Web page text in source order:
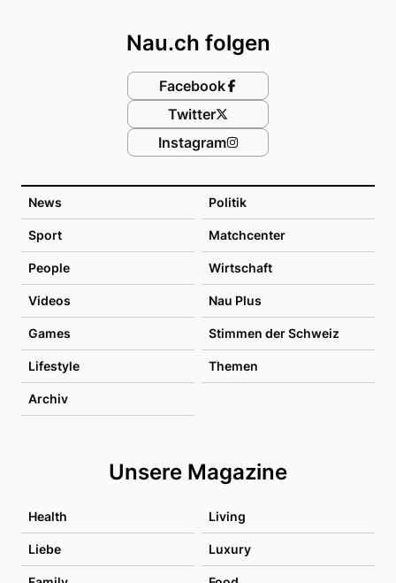
News Politik
Sport Matchcenter
People Wirtschaft
Videos Nau Plus
Games Stimmen der Schweiz
Lifestyle Themen
Archiv
Unsere Magazine
Health Living
Liebe Luxury
Nau.ch folgen
Facebook
Twitter
Instagram